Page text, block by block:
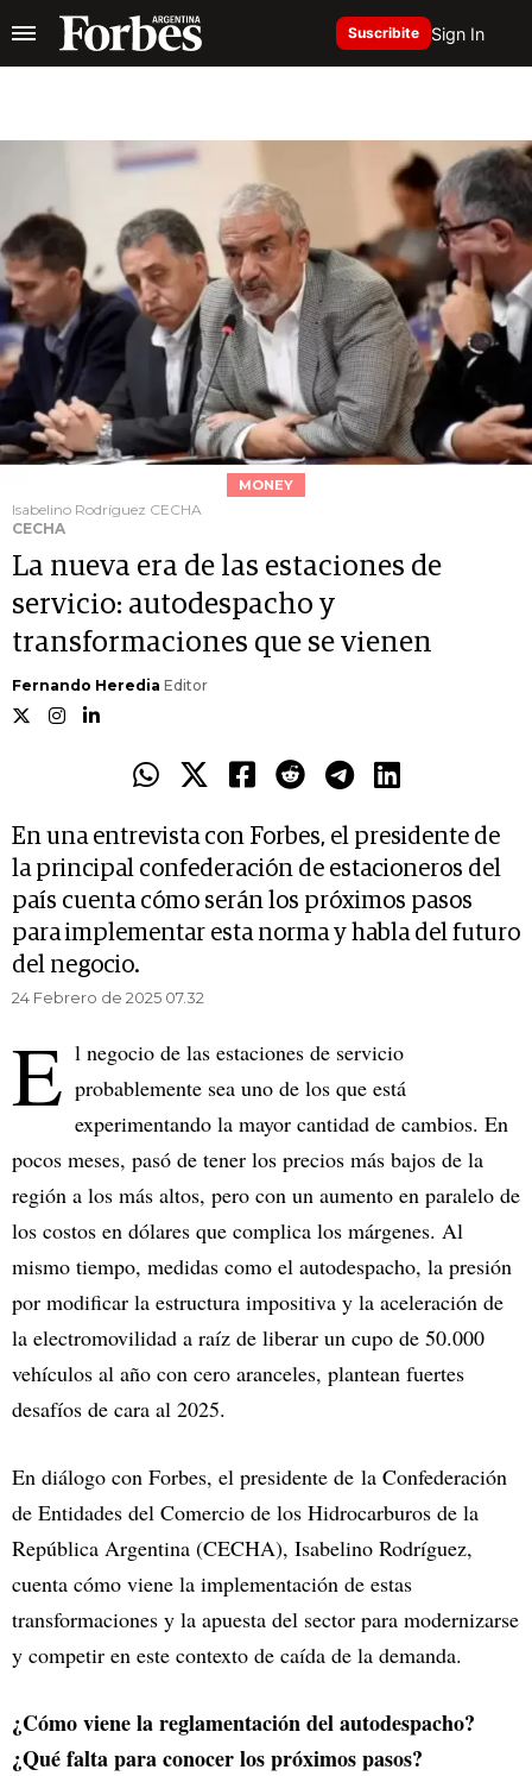
Suscribite Sign In
MONEY
Isabelino Rodríguez CECHA
CECHA
La nueva era de las estaciones de
servicio: autodespacho y
transformaciones que se vienen
Fernando Heredia Editor
En una entrevista con Forbes, el presidente de
la principal confederación de estacioneros del
país cuenta cómo serán los próximos pasos
para implementar esta norma y habla del futuro
del negocio.
24 Febrero de 2025 07.32
E l negocio de las estaciones de servicio
probablemente sea uno de los que está
experimentando la mayor cantidad de cambios. En
pocos meses, pasó de tener los precios más bajos de la
región a los más altos, pero con un aumento en paralelo de
los costos en dólares que complica los márgenes. Al
mismo tiempo, medidas como el autodespacho, la presión
por modificar la estructura impositiva y la aceleración de
la electromovilidad a raíz de liberar un cupo de 50.000
vehículos al año con cero aranceles, plantean fuertes
desafíos de cara al 2025.
En diálogo con Forbes, el presidente de la Confederación
de Entidades del Comercio de los Hidrocarburos de la
República Argentina (CECHA), Isabelino Rodríguez,
cuenta cómo viene la implementación de estas
transformaciones y la apuesta del sector para modernizarse
y competir en este contexto de caída de la demanda.
¿Cómo viene la reglamentación del autodespacho?
¿Qué falta para conocer los próximos pasos?